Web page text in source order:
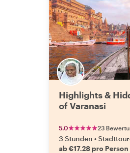
Highlights &
of Varanasi
5.0 23
3 Stunden •
ab €17.28 pro Person